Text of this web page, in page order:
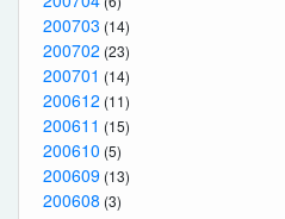
200703 (14)
200702 (23)
200701 (14)
200612 (11)
200611 (15)
200610 (5)
200609 (13)
200608 (3)